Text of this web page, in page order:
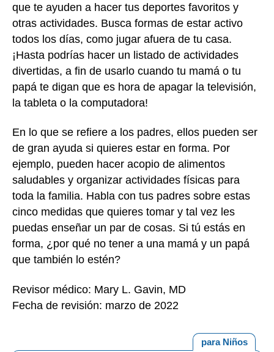
que te ayuden a hacer tus deportes favoritos y
otras actividades. Busca formas de estar activo
todos los días, como jugar afuera de tu casa.
¡Hasta podrías hacer un listado de actividades
divertidas, a fin de usarlo cuando tu mamá o tu
papá te digan que es hora de apagar la televisión,
la tableta o la computadora!
En lo que se refiere a los padres, ellos pueden ser
de gran ayuda si quieres estar en forma. Por
ejemplo, pueden hacer acopio de alimentos
saludables y organizar actividades físicas para
toda la familia. Habla con tus padres sobre estas
cinco medidas que quieres tomar y tal vez les
puedas enseñar un par de cosas. Si tú estás en
forma, ¿por qué no tener a una mamá y un papá
que también lo estén?
Revisor médico: Mary L. Gavin, MD
Fecha de revisión: marzo de 2022
para Niños